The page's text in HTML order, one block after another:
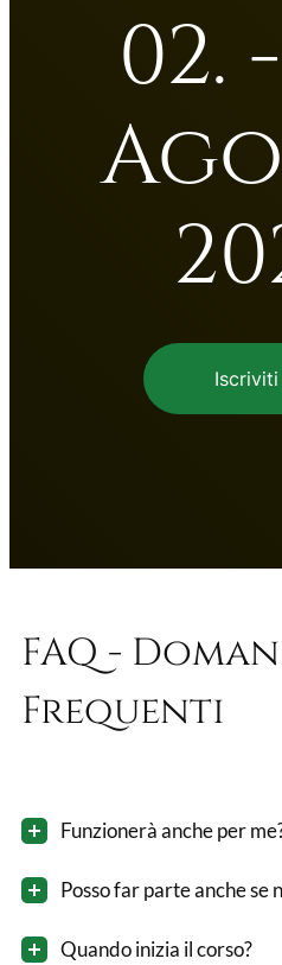
02.
Iscriviti
FAQ -
Frequenti
Funzionerà anche per
Posso far parte anche se
Quando inizia il corso?